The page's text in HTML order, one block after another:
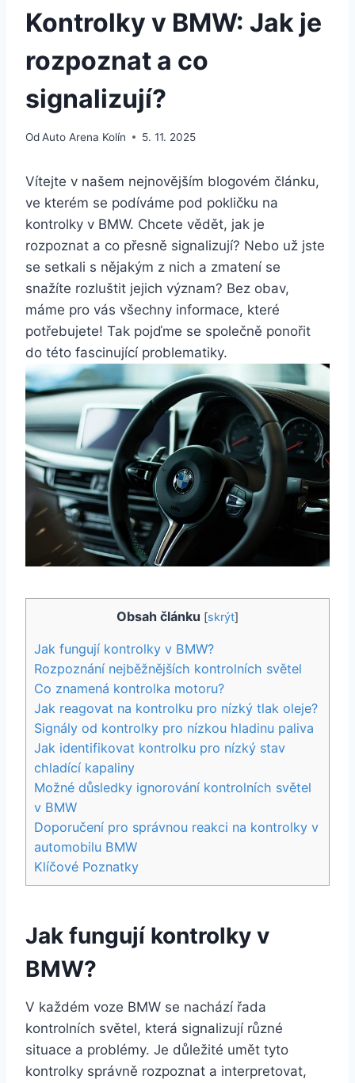
Kontrolky v BMW: Jak je
rozpoznat a co
signalizují?
OdAuto Arena Kolín 5. 11. 2025
Vítejte v našem nejnovějším blogovém článku,
ve kterém se podíváme pod pokličku na
kontrolky v BMW. Chcete vědět, jak je
rozpoznat a co přesně signalizují? Nebo už jste
se setkali s nějakým z nich a zmatení se
snažíte rozluštit jejich význam? Bez obav,
máme pro vás všechny informace, které
potřebujete! Tak pojďme se společně ponořit
do této fascinující problematiky.
Obsah článku [skrýt]
Jak fungují kontrolky v BMW?
Rozpoznání nejběžnějších kontrolních světel
Co znamená kontrolka motoru?
Jak reagovat na kontrolku pro nízký tlak oleje?
Signály od kontrolky pro nízkou hladinu paliva
Jak identifikovat kontrolku pro nízký stav
chladící kapaliny
Možné důsledky ignorování kontrolních světel
v BMW
Doporučení pro správnou reakci na kontrolky v
automobilu BMW
Klíčové Poznatky
Jak fungují kontrolky v
BMW?
V každém voze BMW se nachází řada
kontrolních světel, která signalizují různé
situace a problémy. Je důležité umět tyto
kontrolky správně rozpoznat a interpretovat,